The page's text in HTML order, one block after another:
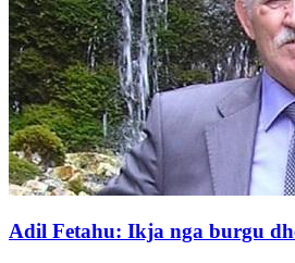
Adil Fetahu: Ikja nga burgu